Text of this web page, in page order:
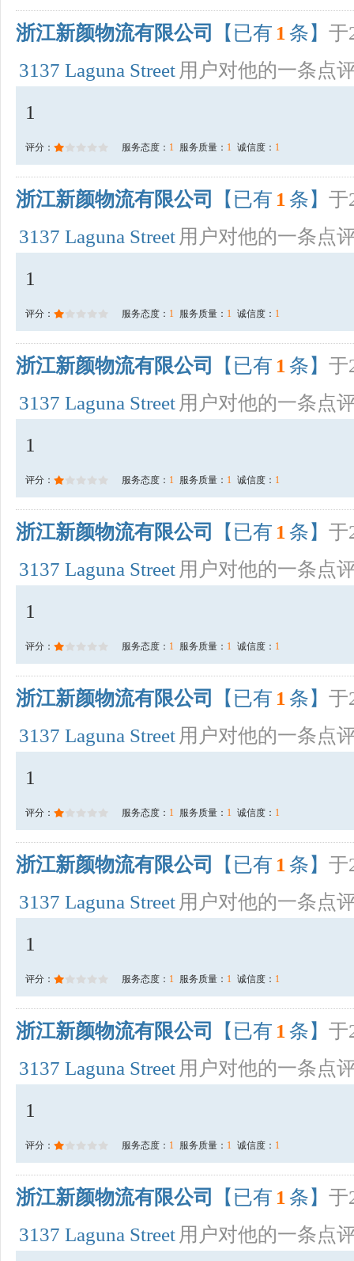
浙江新颜物流有限公司 【已有 1 条】 于
3137 Laguna Street 用户对他的一条点
1
评分： 服务态度： 1 服务质量： 1 诚信度： 1
浙江新颜物流有限公司 【已有 1 条】 于
3137 Laguna Street 用户对他的一条点
1
评分： 服务态度： 1 服务质量： 1 诚信度： 1
浙江新颜物流有限公司 【已有 1 条】 于
3137 Laguna Street 用户对他的一条点
1
评分： 服务态度： 1 服务质量： 1 诚信度： 1
浙江新颜物流有限公司 【已有 1 条】 于
3137 Laguna Street 用户对他的一条点
1
评分： 服务态度： 1 服务质量： 1 诚信度： 1
浙江新颜物流有限公司 【已有 1 条】 于
3137 Laguna Street 用户对他的一条点
1
评分： 服务态度： 1 服务质量： 1 诚信度： 1
浙江新颜物流有限公司 【已有 1 条】 于
3137 Laguna Street 用户对他的一条点
1
评分： 服务态度： 1 服务质量： 1 诚信度： 1
浙江新颜物流有限公司 【已有 1 条】 于
3137 Laguna Street 用户对他的一条点
1
评分： 服务态度： 1 服务质量： 1 诚信度： 1
浙江新颜物流有限公司 【已有 1 条】 于
3137 Laguna Street 用户对他的一条点